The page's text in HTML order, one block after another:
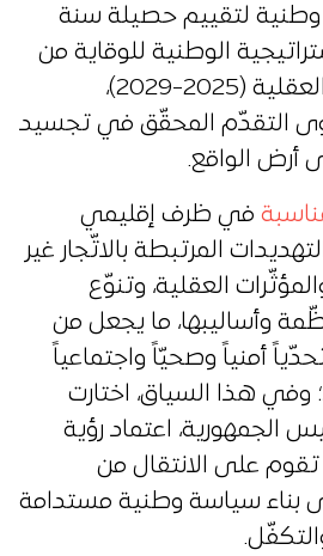
وطنية لتقييم حصيلة سنة
الوطنية للوقاية من
المخدّرات والمؤثّرات العقلية (2025-2029)،
التقدّم المحقّق في تجسيد
أرض الواقع.
في ظرف إقليمي
المرتبطة بالاتّجار غير
العقلية، وتنوّع
وأساليبها، ما يجعل من
أمنياً وصحيّاً واجتماعياً
وفي هذا السياق، اختارت
الجمهورية، اعتماد رؤية
تقوم على الانتقال من
بناء سياسة وطنية مستدامة